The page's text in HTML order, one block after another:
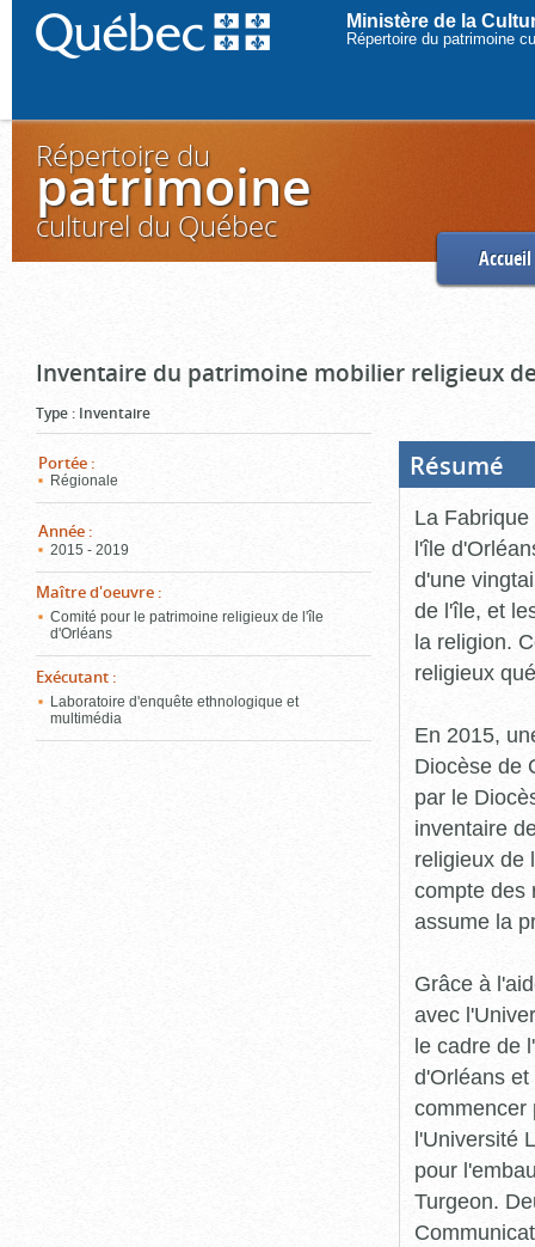
Ministère de la
Répertoire du patrimoine
Répertoire du
patrimoine
culturel du Québec
Accueil
Inventaire du patrimoine mobilier religieux
Type : Inventaire
Portée :
Régionale
Année :
2015 - 2019
Maître d'oeuvre :
Comité pour le patrimoine religieux de l'île
d'Orléans
Exécutant :
Laboratoire d'enquête ethnologique et
multimédia
Résumé
La
l'île
d'une
de l'île, et
la religion.
religieux
En 2015,
Diocèse de
par le
inventaire
religieux de
compte des
assume la
Grâce à
avec
le cadre de
d'Orléans
commencer
l'Université
pour
Turgeon.